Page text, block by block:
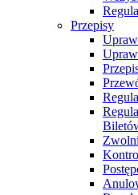
Przepisy